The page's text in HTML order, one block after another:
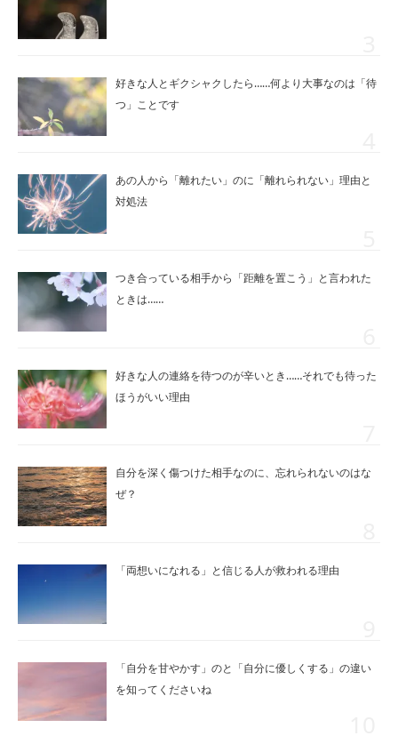
好きな人とギクシャクしたら……何より大事なのは「待
つ」ことです
あの人から「離れたい」のに「離れられない」理由と
対処法
つき合っている相手から「距離を置こう」と言われた
ときは……
好きな人の連絡を待つのが辛いとき……それでも待った
ほうがいい理由
自分を深く傷つけた相手なのに、忘れられないのはな
ぜ？
「両想いになれる」と信じる人が救われる理由
「自分を甘やかす」のと「自分に優しくする」の違い
を知ってくださいね